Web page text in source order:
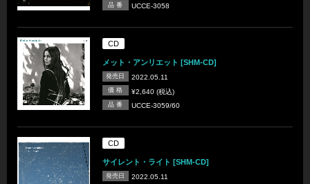
品 番 UCCE-3058
CD
メット・アンリエット [SHM-CD]
発売日 2022.05.11
価 格 ¥2,640 (税込)
品 番 UCCE-3059/60
CD
サイレント・ライト [SHM-CD]
発売日 2022.05.11